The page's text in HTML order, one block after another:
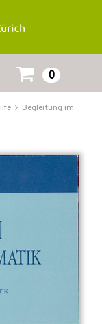
0
Begleitung im